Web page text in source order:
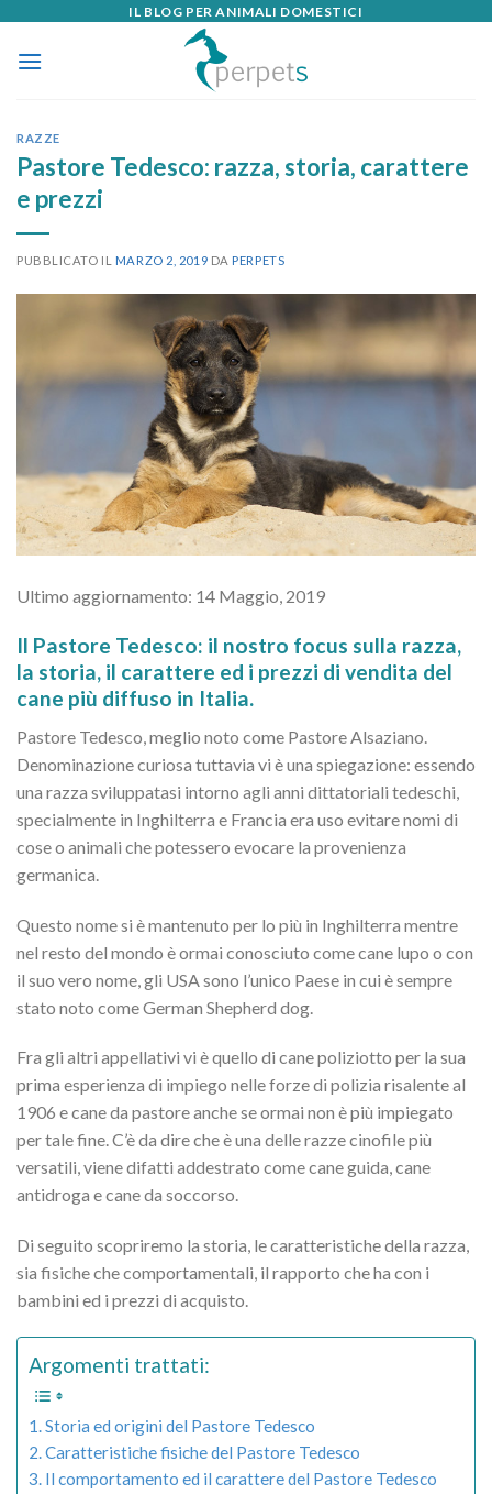
content
IL BLOG PER ANIMALI DOMESTICI
RAZZE
Pastore Tedesco: razza, storia, carattere
e prezzi
PUBBLICATO IL MARZO 2, 2019 DAPERPETS
Ultimo aggiornamento: 14 Maggio, 2019
Il Pastore Tedesco: il nostro focus sulla razza,
la storia, il carattere ed i prezzi di vendita del
cane più diffuso in Italia.
Pastore Tedesco, meglio noto come Pastore Alsaziano.
Denominazione curiosa tuttavia vi è una spiegazione: essendo
una razza sviluppatasi intorno agli anni dittatoriali tedeschi,
specialmente in Inghilterra e Francia era uso evitare nomi di
cose o animali che potessero evocare la provenienza
germanica.
Questo nome si è mantenuto per lo più in Inghilterra mentre
nel resto del mondo è ormai conosciuto come cane lupo o con
il suo vero nome, gli USA sono l’unico Paese in cui è sempre
stato noto come German Shepherd dog.
Fra gli altri appellativi vi è quello di cane poliziotto per la sua
prima esperienza di impiego nelle forze di polizia risalente al
1906 e cane da pastore anche se ormai non è più impiegato
per tale fine. C’è da dire che è una delle razze cinofile più
versatili, viene difatti addestrato come cane guida, cane
antidroga e cane da soccorso.
Di seguito scopriremo la storia, le caratteristiche della razza,
sia fisiche che comportamentali, il rapporto che ha con i
bambini ed i prezzi di acquisto.
Argomenti trattati:
Storia ed origini del Pastore Tedesco
Caratteristiche fisiche del Pastore Tedesco
Il comportamento ed il carattere del Pastore Tedesco